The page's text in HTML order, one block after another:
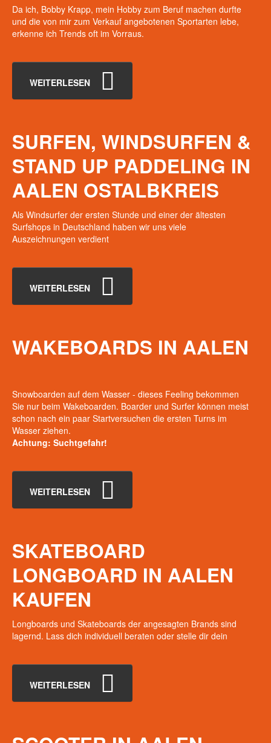
Da ich, Bobby Krapp, mein Hobby zum Beruf machen durfte
und die von mir zum Verkauf angebotenen Sportarten lebe,
erkenne ich Trends oft im Vorraus.
WEITERLESEN
SURFEN, WINDSURFEN &
STAND UP PADDELING IN
AALEN OSTALBKREIS
Als Windsurfer der ersten Stunde und einer der ältesten
Surfshops in Deutschland haben wir uns viele
Auszeichnungen verdient
WEITERLESEN
WAKEBOARDS IN AALEN
Snowboarden auf dem Wasser - dieses Feeling bekommen
Sie nur beim Wakeboarden. Boarder und Surfer können meist
schon nach ein paar Startversuchen die ersten Turns im
Wasser ziehen.
Achtung: Suchtgefahr!
WEITERLESEN
SKATEBOARD
LONGBOARD IN AALEN
KAUFEN
Longboards und Skateboards der angesagten Brands sind
lagernd. Lass dich individuell beraten oder stelle dir dein
WEITERLESEN